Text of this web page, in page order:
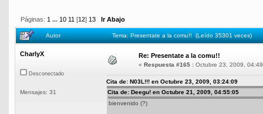
Páginas: 1 ... 10 11 [12] 13 Ir Abajo
Autor Tema: Presentate a la comu!! (Leído 35301 veces)
CharlyX
Desconectado
Mensajes: 31
Re: Presentate a la comu!!
« Respuesta #165 : Octubre 23, 2009,
Cita de: N03L!!! en Octubre 23, 2009, 03:24:09
Cita de: Deegu! en Octubre 21, 2009, 04:55:05
bienvenido (?)